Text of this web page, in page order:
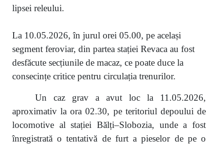
lipsei releului.
La 10.05.2026, în jurul orei 05.00, pe același
segment feroviar, din partea stației Revaca au fost
desfăcute secțiunile de macaz, ce poate duce la
consecințe critice pentru circulația trenurilor.
Un caz grav a avut loc la 11.05.2026,
aproximativ la ora 02.30, pe teritoriul depoului de
locomotive al stației Bălți–Slobozia, unde a fost
înregistrată o tentativă de furt a pieselor de pe o